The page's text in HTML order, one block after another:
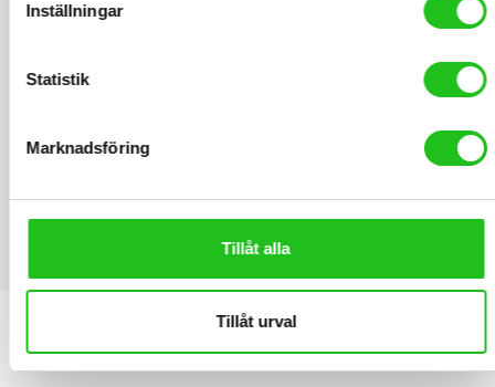
Inställningar
Statistik
Marknadsföring
Tillåt alla
Tillåt urval
LATEST PRODUCTS
Däck CST 20×2.125 54-406